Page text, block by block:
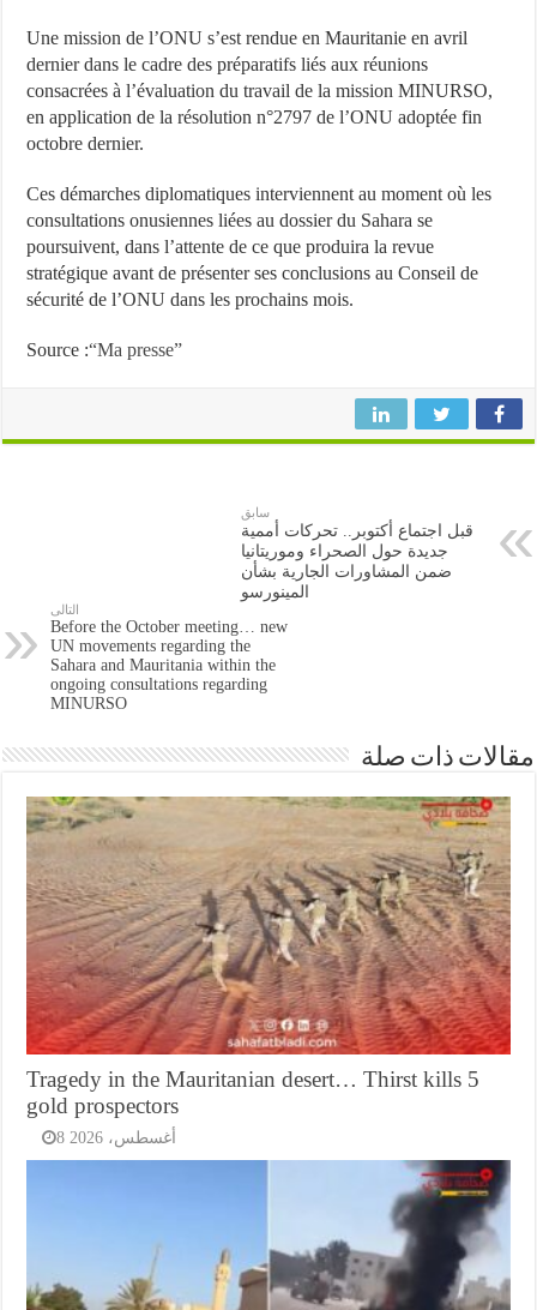
Une mission de l’ONU s’est rendue en Mauritanie en avril
dernier dans le cadre des préparatifs liés aux réunions
consacrées à l’évaluation du travail de la mission MINURSO,
en application de la résolution n°2797 de l’ONU adoptée fin
octobre dernier.
Ces démarches diplomatiques interviennent au moment où les
consultations onusiennes liées au dossier du Sahara se
poursuivent, dans l’attente de ce que produira la revue
stratégique avant de présenter ses conclusions au Conseil de
sécurité de l’ONU dans les prochains mois.
Source :“Ma presse”
سابق
قبل اجتماع أكتوبر.. تحركات أممية
جديدة حول الصحراء وموريتانيا
ضمن المشاورات الجارية بشأن
المينورسو
التالى
Before the October meeting… new
UN movements regarding the
Sahara and Mauritania within the
ongoing consultations regarding
MINURSO
مقالات ذات صلة
Tragedy in the Mauritanian desert… Thirst kills 5
gold prospectors
8 أغسطس، 2026